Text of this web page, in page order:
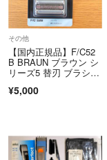
その他
【国内正規品】F/C52
B BRAUN ブラウン シ
リーズ5 替刃 ブラシ付
¥5,000